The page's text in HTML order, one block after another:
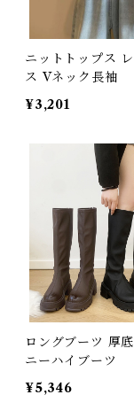
ニットトップス
ス Vネック長袖
¥3,201
ロングブーツ 厚
ニーハイブーツ
¥5,346